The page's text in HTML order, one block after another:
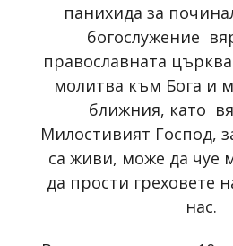
панихида за
богослужение
православната
молитва към Бога и
ближния, като
Милостивият Господ,
са живи, може да чуе
да прости греховете
нас.